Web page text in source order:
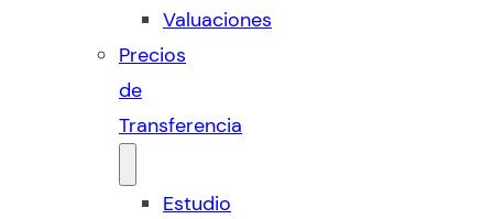
Valuaciones
Precios
de
Transferencia
Estudio